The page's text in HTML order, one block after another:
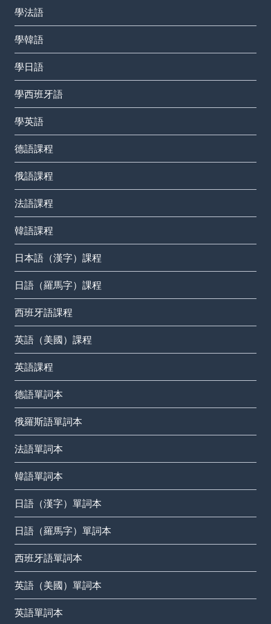
學法語
學韓語
學日語
學西班牙語
學英語
德語課程
俄語課程
法語課程
韓語課程
日本語（漢字）課程
日語（羅馬字）課程
西班牙語課程
英語（美國）課程
英語課程
德語單詞本
俄羅斯語單詞本
法語單詞本
韓語單詞本
日語（漢字）單詞本
日語（羅馬字）單詞本
西班牙語單詞本
英語（美國）單詞本
英語單詞本